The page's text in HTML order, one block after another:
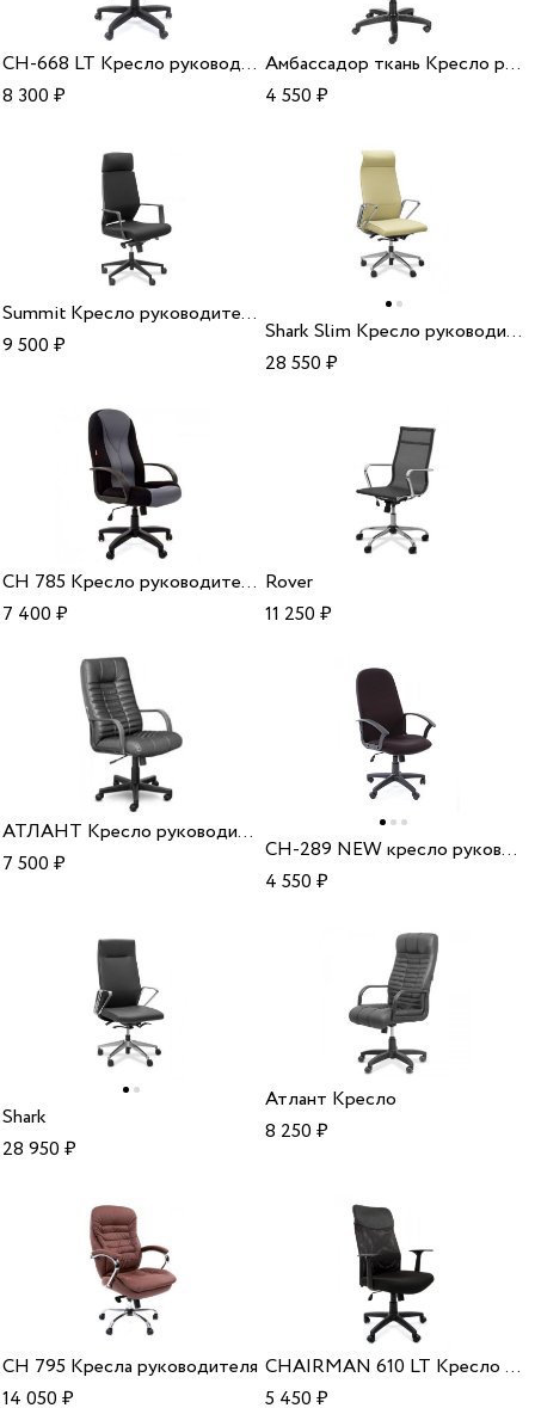
CH-668 LT Кресло руководителя
8 300₽
Амбассадор ткань Кресло руководителя
4 550₽
Summit Кресло руководителя
9 500₽
Shark Slim Кресло руководителя
28 550₽
CH 785 Кресло руководителя
7 400₽
Rover
11 250₽
АТЛАНТ Кресло руководителя (К44/ПЛ)
7 500₽
CH-289 NEW кресло руководителя
4 550₽
Shark
28 950₽
Атлант Кресло
8 250₽
CH 795 Кресла руководителя
14 050₽
CHAIRMAN 610 LT Кресло руководителя
5 450₽